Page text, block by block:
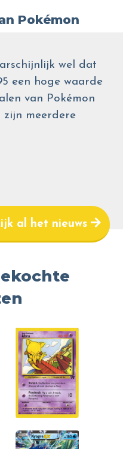
Pokémon
wel dat
een hoge waarde
van Pokémon
zijn meerdere
al het nieuws